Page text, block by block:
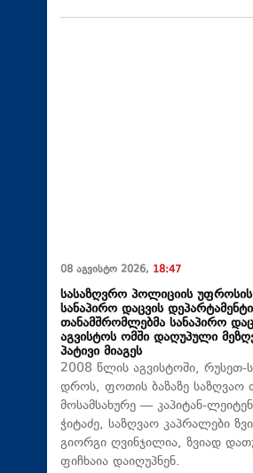
08 აგვისტო 2026, 18:47
სასაზღვრო პოლიციის
სანაპირო დაცვის
თანამშრომლებმა სანაპირო
აგვისტოს ომში დაღუპული
პატივი მიაგეს
2008 წლის აგვისტოში,
დროს, ფოთის ბაზაზე საზღვაო
მოსამსახურე — კაპიტან-
ჭიტაძე, საზღვაო კაპრალები
გიორგი ღვინჯილია, ზვიად
ფიჩხაია დაიღუპნენ.